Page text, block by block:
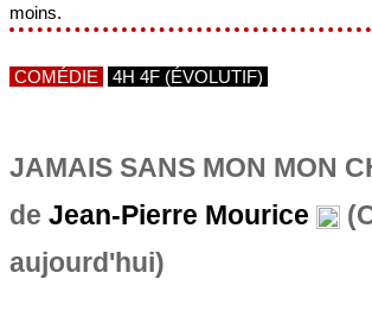
moins.
COMÉDIE 4H 4F (ÉVOLUTIF)
JAMAIS SANS MON MON
de Jean-Pierre Mourice
aujourd'hui)